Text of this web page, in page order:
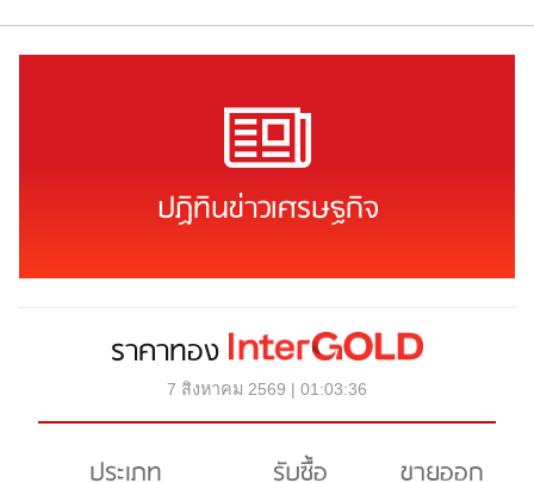
ปฏิทินข่าวเศรษฐกิจ
ราคาทอง
7 สิงหาคม 2569 | 01:03:36
ประเภท รับซื้อ ขายออก